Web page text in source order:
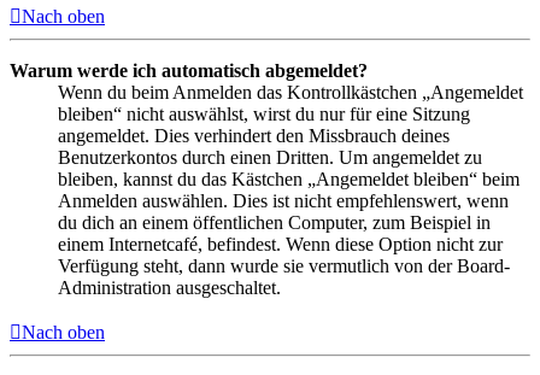
Nach oben
Warum werde ich automatisch abgemeldet?
Wenn du beim Anmelden das Kontrollkästchen „Angemeldet
bleiben“ nicht auswählst, wirst du nur für eine Sitzung
angemeldet. Dies verhindert den Missbrauch deines
Benutzerkontos durch einen Dritten. Um angemeldet zu
bleiben, kannst du das Kästchen „Angemeldet bleiben“ beim
Anmelden auswählen. Dies ist nicht empfehlenswert, wenn
du dich an einem öffentlichen Computer, zum Beispiel in
einem Internetcafé, befindest. Wenn diese Option nicht zur
Verfügung steht, dann wurde sie vermutlich von der Board-
Administration ausgeschaltet.
Nach oben